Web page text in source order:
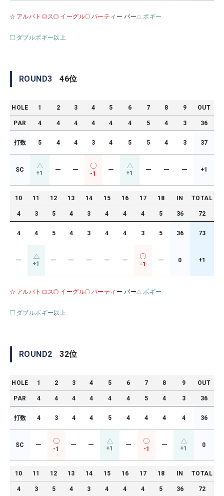
アルバトロス イーグル バーティ ー パー ボギー
ダブルボギー以上
ROUND3 46位
HOLE 1 2 3 4 5 6 7 8 9 OUT
PAR 4 4 4 4 4 4 5 4 3 36
打数 5 4 4 3 4 5 5 4 3 37
SC +1 ー ー
-1
ー +1 ー ー ー +1
10 11 12 13 14 15 16 17 18 IN TOTAL
4 3 5 4 3 4 4 4 5 36 72
4 4 5 4 3 4 4 3 5 36 73
ー +1 ー ー ー ー ー
-1
ー 0 +1
アルバトロス イーグル バーティ ー パー ボギー
ダブルボギー以上
ROUND2 32位
HOLE 1 2 3 4 5 6 7 8 9 OUT
PAR 4 4 4 4 4 4 5 4 3 36
打数 4 3 4 4 5 4 4 4 4 36
SC ー
-1
ー ー +1 ー
-1
ー +1 0
10 11 12 13 14 15 16 17 18 IN TOTAL
4 3 5 4 3 4 4 4 5 36 72